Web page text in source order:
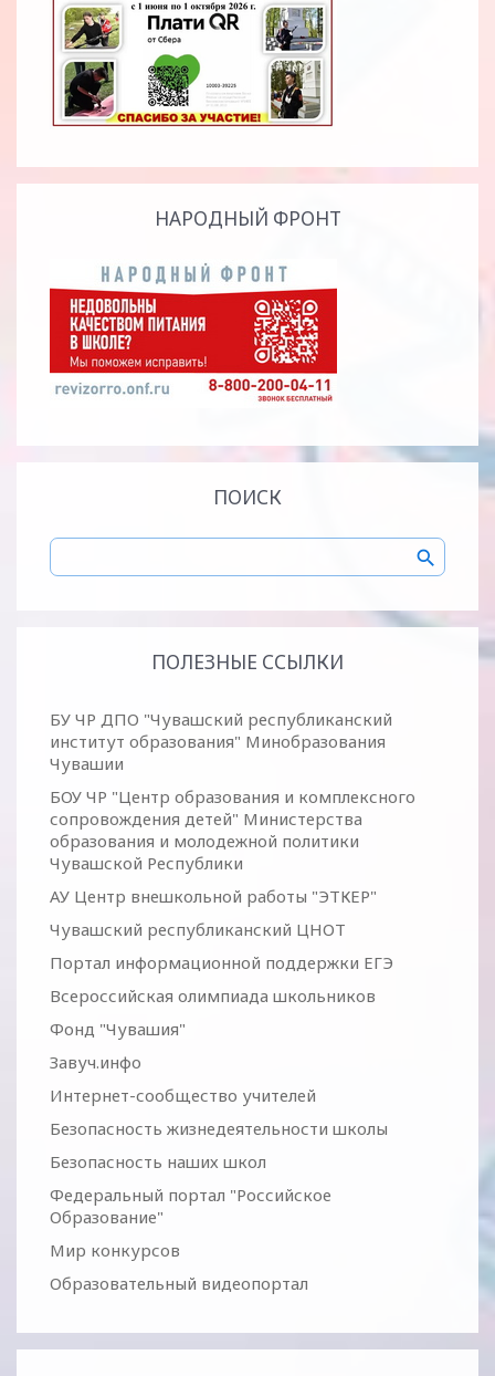
НАРОДНЫЙ ФРОНТ
ПОИСК
ПОЛЕЗНЫЕ ССЫЛКИ
БУ ЧР ДПО "Чувашский республиканский
институт образования" Минобразования
Чувашии
БОУ ЧР "Центр образования и комплексного
сопровождения детей" Министерства
образования и молодежной политики
Чувашской Республики
АУ Центр внешкольной работы "ЭТКЕР"
Чувашский республиканский ЦНОТ
Портал информационной поддержки ЕГЭ
Всероссийская олимпиада школьников
Фонд "Чувашия"
Завуч.инфо
Интернет-сообщество учителей
Безопасность жизнедеятельности школы
Безопасность наших школ
Федеральный портал "Российское
Образование"
Мир конкурсов
Образовательный видеопортал